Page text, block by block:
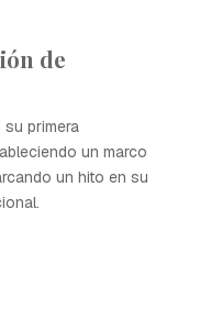
de
su primera
un marco
un hito en su